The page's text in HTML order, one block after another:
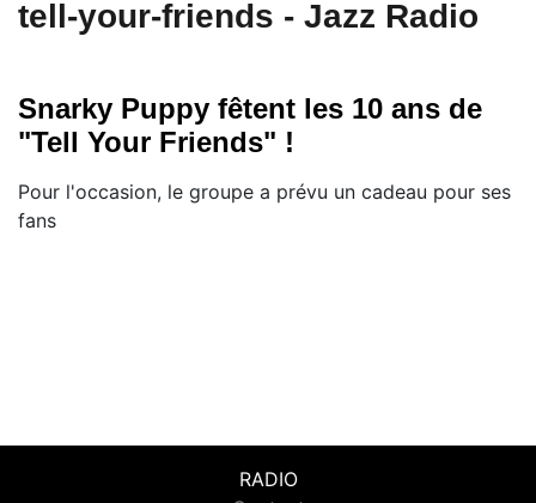
tell-your-friends - Jazz Radio
Snarky Puppy fêtent les 10 ans de
"Tell Your Friends" !
Pour l'occasion, le groupe a prévu un cadeau pour ses
fans
RADIO